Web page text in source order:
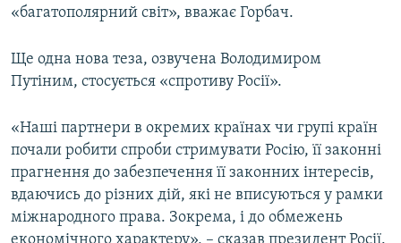
«багатополярний світ», вважає Горбач.
Ще одна нова теза, озвучена Володимиром
Путіним, стосується «спротиву Росії».
«Наші партнери в окремих країнах чи групі країн
почали робити спроби стримувати Росію, її законні
прагнення до забезпечення її законних інтересів,
вдаючись до різних дій, які не вписуються у рамки
міжнародного права. Зокрема, і до обмежень